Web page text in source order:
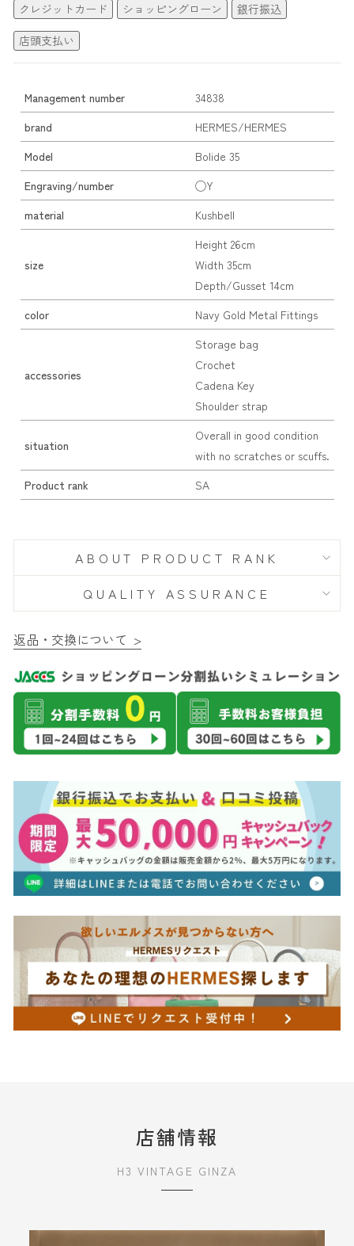
クレジットカード
ショッピングローン
銀行振込
店頭支払い
Management number
34838
brand
HERMES/HERMES
Model
Bolide 35
Engraving/number
◯Y
material
Kushbell
size
Height 26cm
Width 35cm
Depth/Gusset 14cm
color
Navy Gold Metal Fittings
accessories
Storage bag
Crochet
Cadena Key
Shoulder strap
situation
Overall in good condition
with no scratches or scuffs.
Product rank
SA
ABOUT PRODUCT RANK
QUALITY ASSURANCE
返品・交換について >
店舗情報
H3 VINTAGE GINZA